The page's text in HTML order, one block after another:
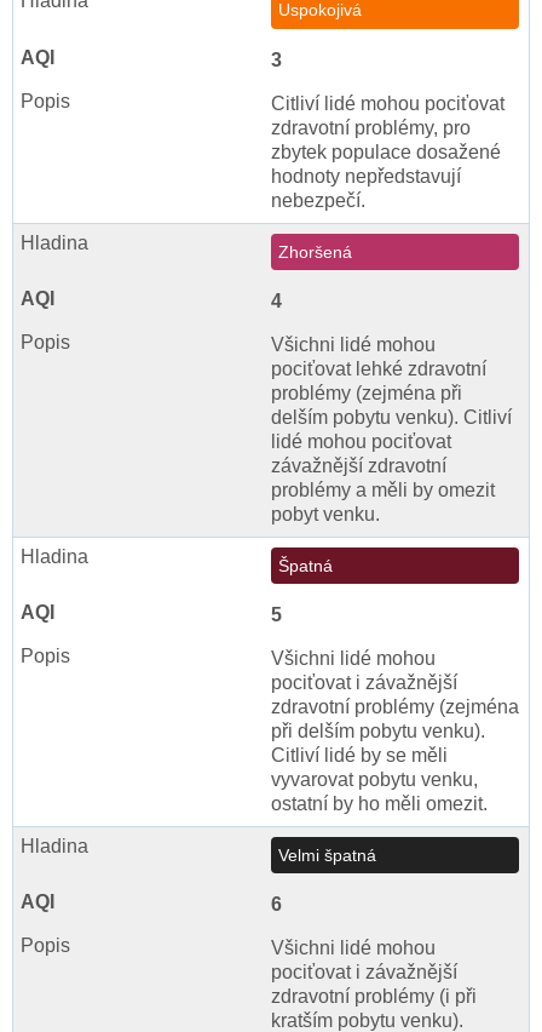
Uspokojivá
3
Citliví lidé mohou pociťovat
zdravotní problémy, pro
zbytek populace dosažené
hodnoty nepředstavují
nebezpečí.
Zhoršená
4
Všichni lidé mohou
pociťovat lehké zdravotní
problémy (zejména při
delším pobytu venku). Citliví
lidé mohou pociťovat
závažnější zdravotní
problémy a měli by omezit
pobyt venku.
Špatná
5
Všichni lidé mohou
pociťovat i závažnější
zdravotní problémy (zejména
při delším pobytu venku).
Citliví lidé by se měli
vyvarovat pobytu venku,
ostatní by ho měli omezit.
Velmi špatná
6
Všichni lidé mohou
pociťovat i závažnější
zdravotní problémy (i při
kratším pobytu venku).